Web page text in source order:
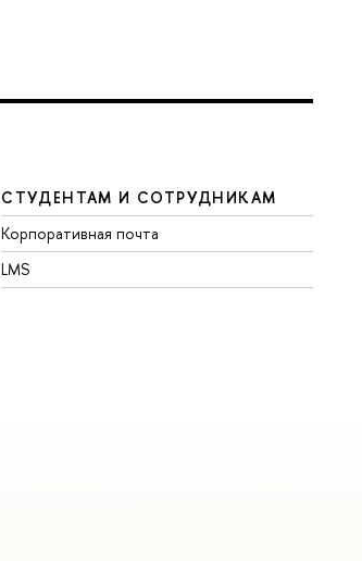
СТУДЕНТАМ И СОТРУДНИКАМ
Корпоративная почта
LMS